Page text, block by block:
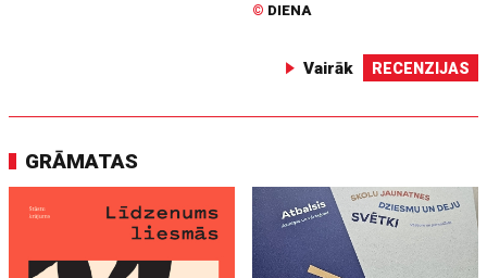
© DIENA
Vairāk RECENZIJAS
GRĀMATAS